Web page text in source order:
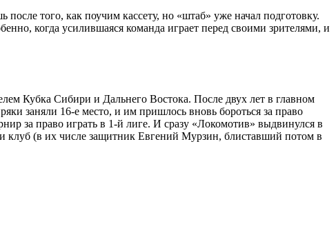
того, как поучим кассету, но «штаб» уже начал подготовку.
когда усилившаяся команда играет перед своими зрителями, и
Кубка Сибири и Дальнего Востока. После двух лет в главном
заняли 16-е место, и им пришлось вновь бороться за право
за право играть в 1-й лиге. И сразу «Локомотив» выдвинулся в
клуб (в их числе защитник Евгений Мурзин, блиставший потом в